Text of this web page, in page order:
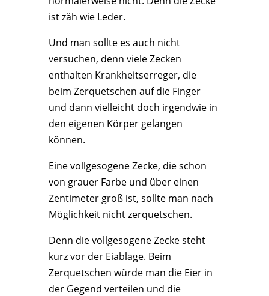
ist zäh wie Leder.
Und man sollte es auch nicht
versuchen, denn viele Zecken
enthalten Krankheitserreger, die
beim Zerquetschen auf die Finger
und dann vielleicht doch irgendwie in
den eigenen Körper gelangen
können.
Eine vollgesogene Zecke, die schon
von grauer Farbe und über einen
Zentimeter groß ist, sollte man nach
Möglichkeit nicht zerquetschen.
Denn die vollgesogene Zecke steht
kurz vor der Eiablage. Beim
Zerquetschen würde man die Eier in
der Gegend verteilen und die